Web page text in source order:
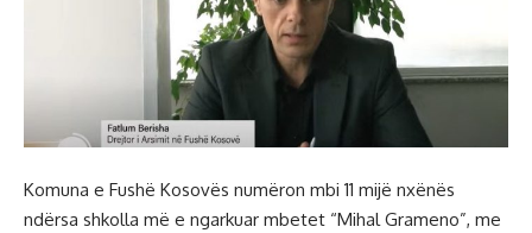
Komuna e Fushë Kosovës numëron mbi 11 mijë nxënës
ndërsa shkolla më e ngarkuar mbetet “Mihal Grameno”, me